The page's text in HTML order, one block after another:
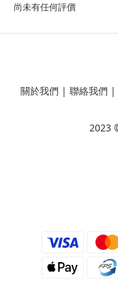
尚未有任何評價
關於我們 | 聯絡我們 |
2023